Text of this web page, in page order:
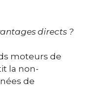
directs ?
moteurs de
la non-
de